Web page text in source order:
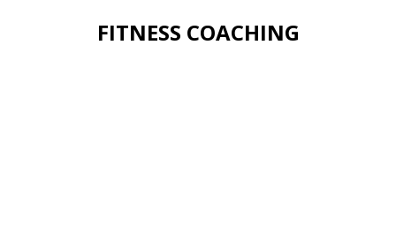
FITNESS COACHING